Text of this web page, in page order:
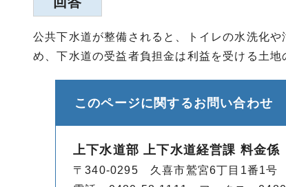
公共下水道が整備されると、トイレの水洗化
め、下水道の受益者負担金は利益を受ける土地
このページに関するお問い合わせ
上下水道部 上下水道経営課 料金係
〒340-0295 久喜市鷲宮6丁目1番1号